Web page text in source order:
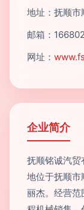
地址：抚顺
邮箱：
网址：
企业简介
抚顺铭诚汽
地位于抚顺市
丽杰。经营